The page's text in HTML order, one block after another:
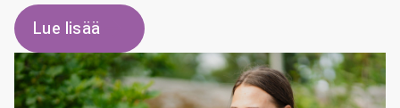
Lue lisää